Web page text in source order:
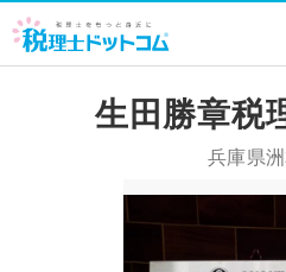
生田勝章税
兵庫県